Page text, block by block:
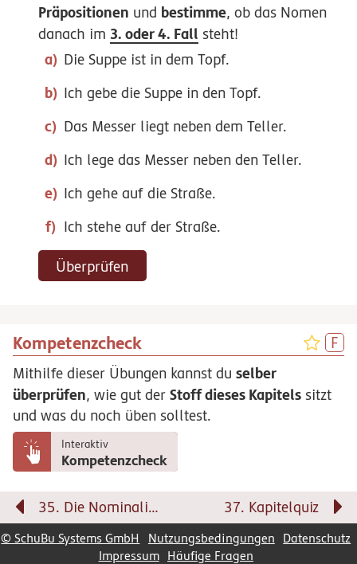
Präpositionen und bestimme, ob das Nomen
danach im 3. oder 4. Fall steht!
Die Suppe ist in dem Topf.
Ich gebe die Suppe in den Topf.
Das Messer liegt neben dem Teller.
Ich lege das Messer neben den Teller.
Ich gehe auf die Straße.
Ich stehe auf der Straße.
Überprüfen
Kompetenzcheck
Mithilfe dieser Übungen kannst du selber
überprüfen, wie gut der Stoff dieses Kapitels sitzt
und was du noch üben solltest.
Interaktiv
Kompetenzcheck
35. Die Nominalisierung 37. Kapitelquiz
© SchuBu Systems GmbH Nutzungsbedingungen
Datenschutz
Impressum
Häufige Fragen